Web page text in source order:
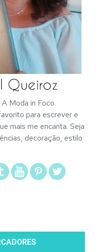
Moda in Foco.
para escrever e
mais me encanta. Seja
decoração, estilo